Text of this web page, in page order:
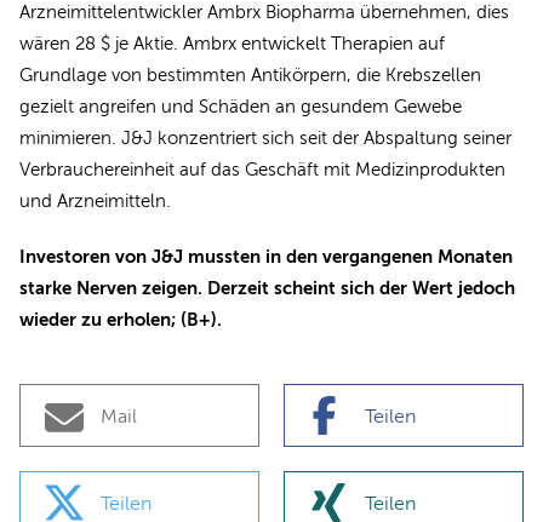
Arzneimittelentwickler Ambrx Biopharma übernehmen, dies
wären 28 $ je Aktie. Ambrx entwickelt Therapien auf
Grundlage von bestimmten Antikörpern, die Krebszellen
gezielt angreifen und Schäden an gesundem Gewebe
minimieren. J&J konzentriert sich seit der Abspaltung seiner
Verbrauchereinheit auf das Geschäft mit Medizinprodukten
und Arzneimitteln.
Investoren von J&J mussten in den vergangenen Monaten
starke Nerven zeigen. Derzeit scheint sich der Wert jedoch
wieder zu erholen; (B+).
Mail Teilen
Teilen Teilen